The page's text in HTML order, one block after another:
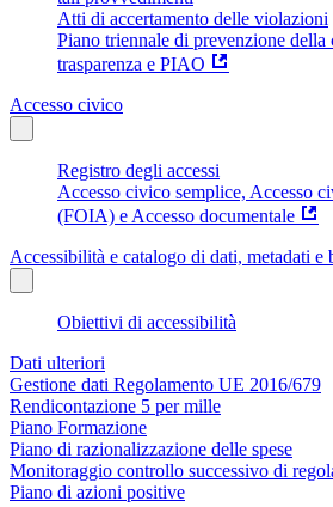
Atti di accertamento delle violazioni
Piano triennale di prevenzione della
trasparenza e PIAO
Accesso civico
Registro degli accessi
Accesso civico semplice, Accesso
(FOIA) e Accesso documentale
Accessibilità e catalogo di dati, metadati e
Obiettivi di accessibilità
Dati ulteriori
Gestione dati Regolamento UE 2016/679
Rendicontazione 5 per mille
Piano Formazione
Piano di razionalizzazione delle spese
Monitoraggio controllo successivo di
Piano di azioni positive